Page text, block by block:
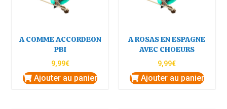
A COMME ACCORDEON
PBI
9,99€
Ajouter au panier
A ROSAS EN ESPAGNE
AVEC CHOEURS
9,99€
Ajouter au panier